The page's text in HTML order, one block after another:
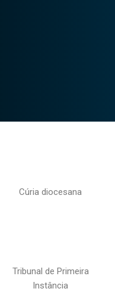
Cúria diocesana
Tribunal de Primeira
Instância